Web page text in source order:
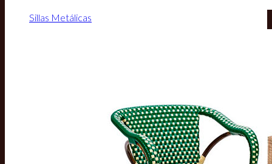
Sillas Metálicas